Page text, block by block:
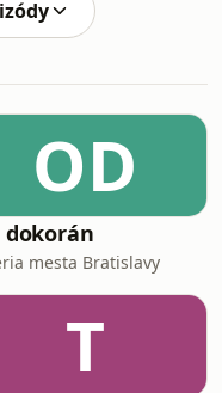
pre mužov
upraviť
treba
je
zábavu a
OD
dokorán
mesta Bratislavy
T